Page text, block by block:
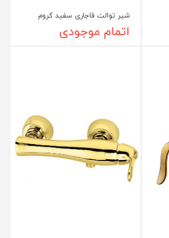
شیر توالت قاجاری سفید کروم
اتمام موجودی